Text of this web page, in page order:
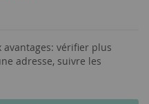
vérifier plus
adresse, suivre les